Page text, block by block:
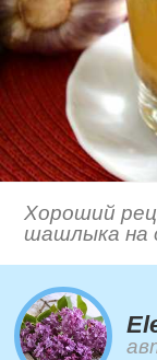
Хороший
шашлыка на